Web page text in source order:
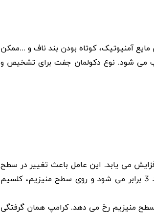
آمنیوتیک، کوتاه بودن بند ناف و...ممکن
می شود. نوع دکولمان جفت برای تشخیص و
می یابد. این عامل باعث تغییر در سطح
3 برابر می شود و روی سطح منیزیم، کلسیم
منیزیم رخ می دهد. کرامپ همان گرفتگی